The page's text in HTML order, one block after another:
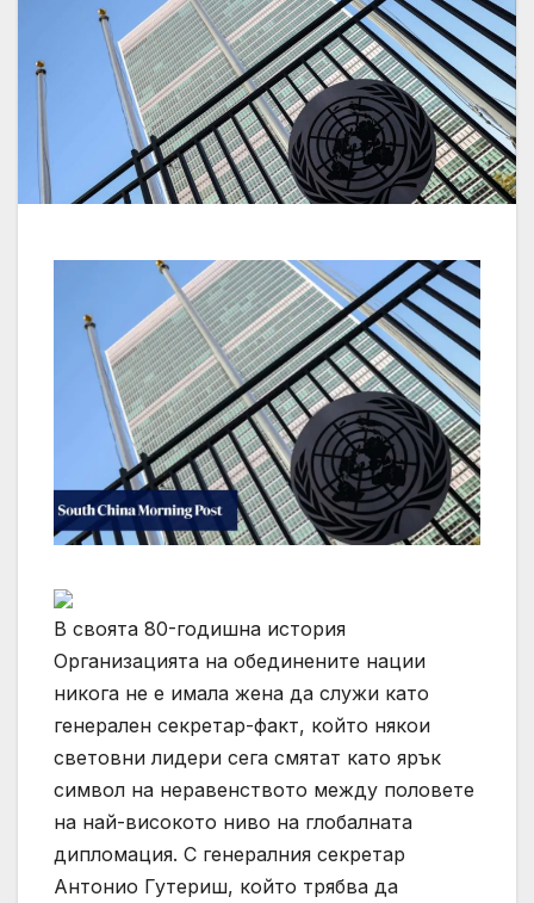
В своята 80-годишна история
Организацията на обединените нации
никога не е имала жена да служи като
генерален секретар-факт, който някои
световни лидери сега смятат като ярък
символ на неравенството между половете
на най-високото ниво на глобалната
дипломация. С генералния секретар
Антонио Гутериш, който трябва да